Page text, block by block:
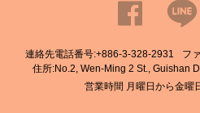
連絡先電話番号:+886-3-328-2931
フ
住所:No.2, Wen-Ming 2 St., Guishan
営業時間 月曜日から金曜